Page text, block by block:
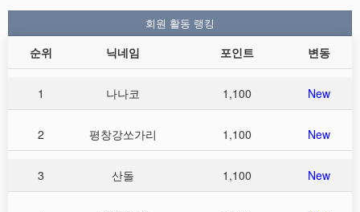
회원 활동 랭킹
순위 닉네임 포인트 변동
1 나나코 1,100 New
2 평창강쏘가리 1,100 New
3 산돌 1,100 New